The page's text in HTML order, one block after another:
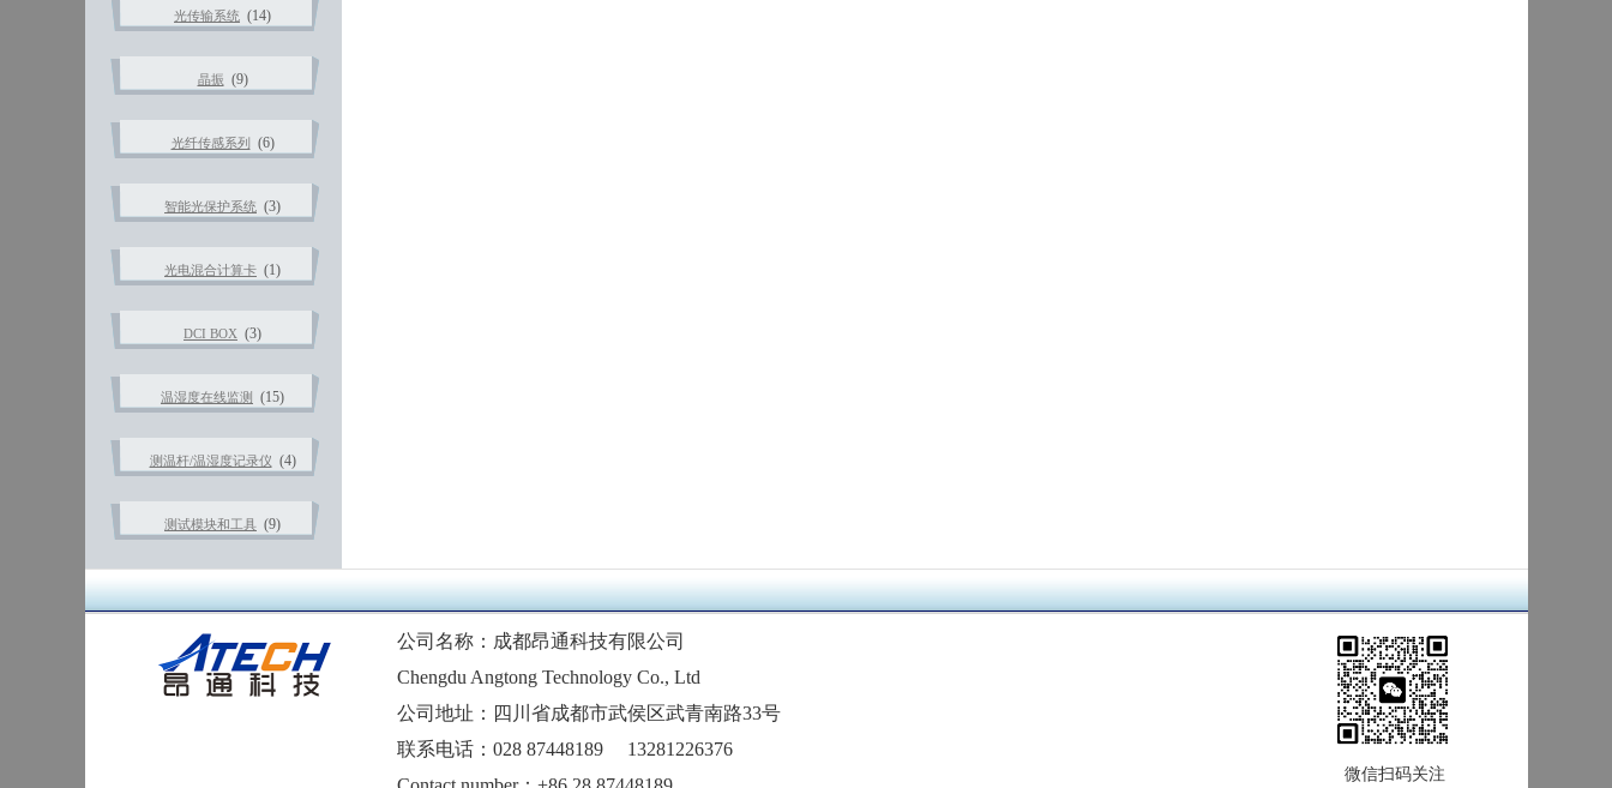
光传输系统 (14)
晶振 (9)
光纤传感系列 (6)
智能光保护系统 (3)
光电混合计算卡 (1)
DCI BOX (3)
温湿度在线监测 (15)
测温杆/温湿度记录仪 (4)
测试模块和工具 (9)
公司名称：成都昂通科技有限公司
Chengdu Angtong Technology Co., Ltd
公司地址：四川省成都市武侯区武青南路33号
联系电话：028 87448189 13281226376
微信扫码关注